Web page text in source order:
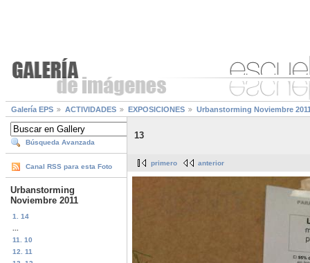
Galería EPS ACTIVIDADES EXPOSICIONES Urbanstorming Noviembre
Búsqueda Avanzada
Canal RSS para esta Foto
Urbanstorming
Noviembre 2011
1. 14
11. 10
12. 11
13
primero anterior